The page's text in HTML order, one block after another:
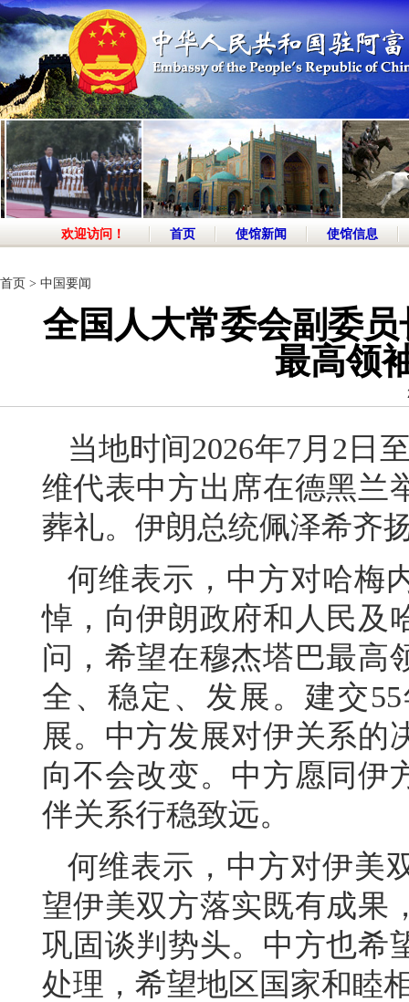
欢迎访问！ 首页 使馆新闻 使馆信息
首页 > 中国要闻
全国人大常委会副委
最高领
当地时间2026年7月2日
维代表中方出席在德黑兰
葬礼。伊朗总统佩泽希齐
何维表示，中方对哈梅
悼，向伊朗政府和人民及
问，希望在穆杰塔巴最高
全、稳定、发展。建交
展。中方发展对伊关系的
向不会改变。中方愿同伊
伴关系行稳致远。
何维表示，中方对伊美
望伊美双方落实既有成果
巩固谈判势头。中方也希
处理，希望地区国家和睦